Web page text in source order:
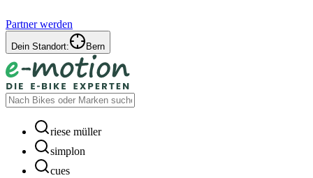
Partner werden
Dein Standort: Bern
riese müller
simplon
cues